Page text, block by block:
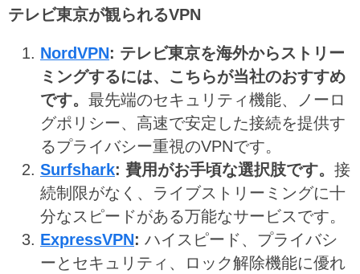
テレビ東京が観られるVPN
NordVPN: テレビ東京を海外からストリー
ミングするには、こちらが当社のおすすめ
です。 最先端のセキュリティ機能、ノーロ
グポリシー、高速で安定した接続を提供す
るプライバシー重視のVPNです。
Surfshark: 費用がお手頃な選択肢です。 接
続制限がなく、ライブストリーミングに十
分なスピードがある万能なサービスです。
ExpressVPN: ハイスピード、プライバシ
ーとセキュリティ、ロック解除機能に優れ